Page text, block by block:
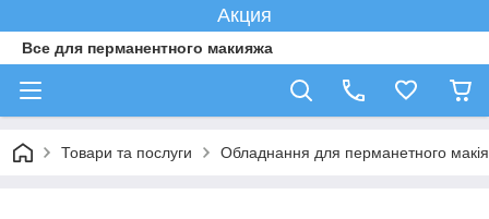
Акция
Все для перманентного макияжа
Товари та послуги Обладнання для перманетного